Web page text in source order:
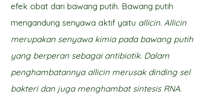
efek obat dari bawang putih. Bawang putih
mengandung senyawa aktif yaitu allicin. Allicin
merupakan senyawa kimia pada bawang putih
yang berperan sebagai antibiotik. Dalam
penghambatannya allicin merusak dinding sel
bakteri dan juga menghambat sintesis RNA.